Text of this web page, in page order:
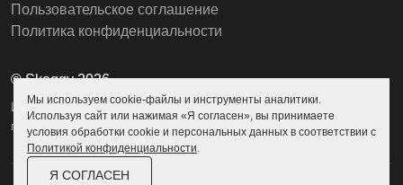
© Skoggy 2026
Информация на сайте не является
публичной офертой
Пользовательское соглашение
Политика конфиденциальности
Мы используем cookie-файлы и инструменты аналитики.
Используя сайт или нажимая «Я согласен», вы принимаете
условия обработки cookie и персональных данных в соответствии с
Политикой конфиденциальности.
Я СОГЛАСЕН